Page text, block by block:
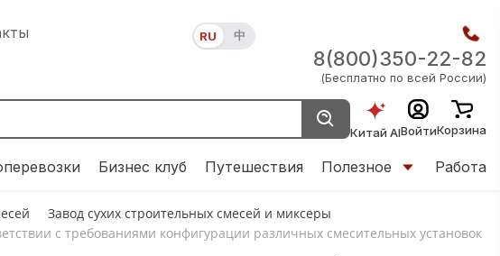
RU 中
8(800)350-22-82
(Бесплатно по всей России)
Китай AIВойтиКорзина
Бизнес клуб Путешествия Полезное Работа
Завод сухих строительных смесей и миксеры
с требованиями конфигурации различных смесительных установок